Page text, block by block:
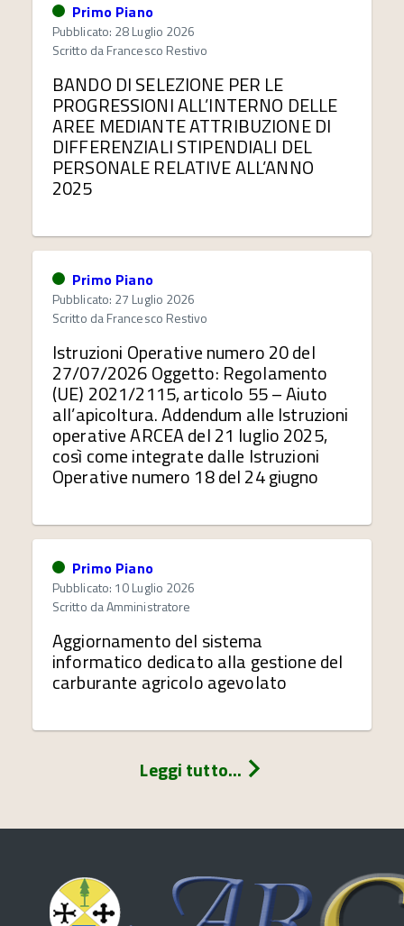
Primo Piano
Pubblicato: 28 Luglio 2026
Scritto daFrancesco Restivo
BANDO DI SELEZIONE PER LE
PROGRESSIONI ALL’INTERNO DELLE
AREE MEDIANTE ATTRIBUZIONE DI
DIFFERENZIALI STIPENDIALI DEL
PERSONALE RELATIVE ALL’ANNO
2025
Primo Piano
Pubblicato: 27 Luglio 2026
Scritto daFrancesco Restivo
Istruzioni Operative numero 20 del
27/07/2026 Oggetto: Regolamento
(UE) 2021/2115, articolo 55 – Aiuto
all’apicoltura. Addendum alle Istruzioni
operative ARCEA del 21 luglio 2025,
così come integrate dalle Istruzioni
Operative numero 18 del 24 giugno
Primo Piano
Pubblicato: 10 Luglio 2026
Scritto daAmministratore
Aggiornamento del sistema
informatico dedicato alla gestione del
carburante agricolo agevolato
Leggi tutto...